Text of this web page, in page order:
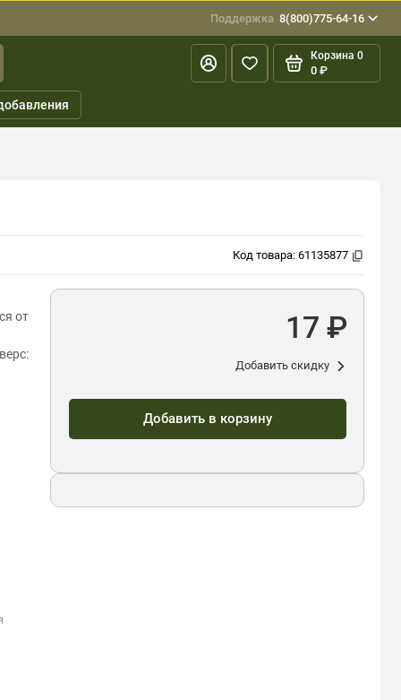
Поддержка 8(800)775-64-16
Корзина 0
0 ₽
Код товара: 61135877
от 17 ₽
Добавить скидку
Добавить в корзину